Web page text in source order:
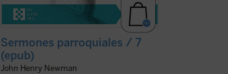
Sermones parroquiales / 7
(epub)
John Henry Newman